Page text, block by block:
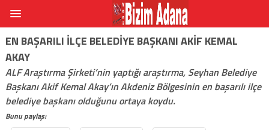
EN BAŞARILI İLÇE BELEDİYE BAŞKANI AKİF KEMAL
AKAY
ALF Araştırma Şirketi’nin yaptığı araştırma, Seyhan Belediye
Başkanı Akif Kemal Akay’ın Akdeniz Bölgesinin en başarılı ilçe
belediye başkanı olduğunu ortaya koydu.
Bunu paylaş: